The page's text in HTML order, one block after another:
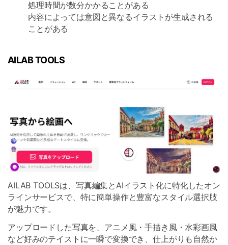
処理時間が数分かかることがある
内容によっては意図と異なるイラストが生成される
ことがある
AILAB TOOLS
AILAB TOOLSは、写真編集とAIイラスト化に特化したオン
ラインサービスで、特に簡単操作と豊富なスタイル選択肢
が魅力です。
アップロードした写真を、アニメ風・手描き風・水彩画風
など好みのテイストに一瞬で変換でき、仕上がりも自然か